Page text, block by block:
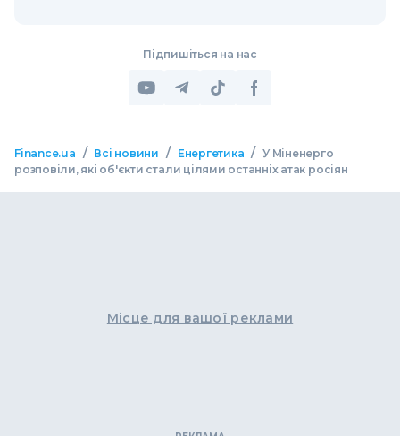
Підпишіться на нас
Finance.ua / Всі новини / Енергетика / У Міненерго
розповіли, які об'єкти стали цілями останніх атак росіян
Місце для вашої реклами